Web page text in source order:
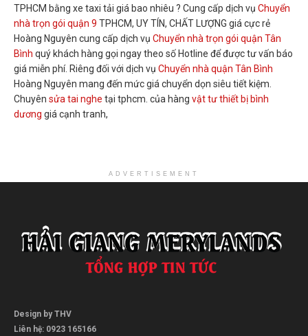
TPHCM bằng xe taxi tải giá bao nhiêu ? Cung cấp dịch vụ Chuyển
nhà trọn gói quận 9 TPHCM, UY TÍN, CHẤT LƯỢNG giá cực rẻ
Hoàng Nguyên cung cấp dịch vụ Chuyển nhà trọn gói quận Tân
Bình quý khách hàng gọi ngay theo số Hotline để được tư vấn báo
giá miễn phí. Riêng đối với dịch vụ Chuyển nhà quận Tân Bình
Hoàng Nguyên mang đến mức giá chuyển dọn siêu tiết kiệm.
Chuyên sửa tai nghe tại tphcm. của hàng vật tư thiết bị bình
dương giá cạnh tranh,
ADVERTISEMENT
Design by THV
Liên hệ: 0923 165166